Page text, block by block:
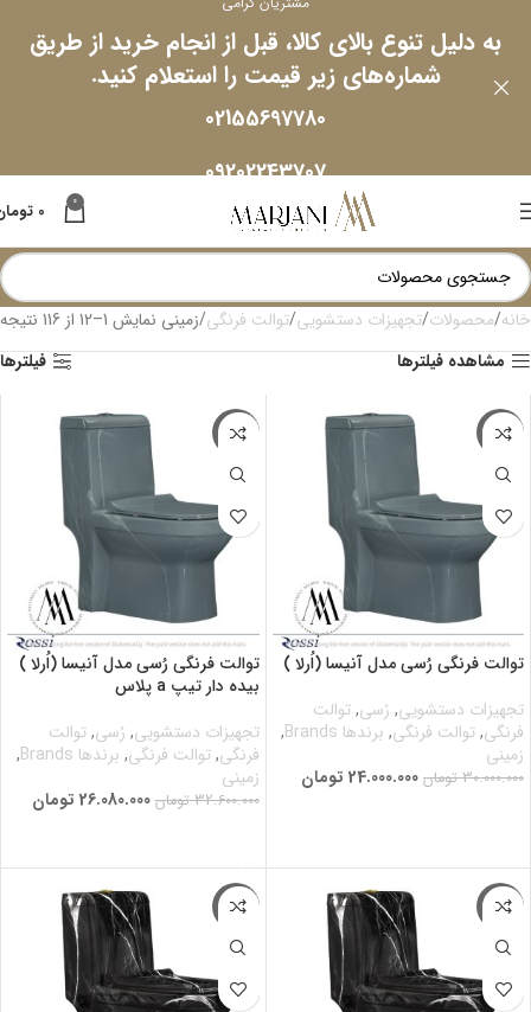
0
0
خانه محصولات تجهیزات دستشویی توالت فرنگی زمینی نمایش 1–12 از 116 نتیجه
مشاهده فیلترها
فیلترها
-20%
توالت فرنگی رُسی مدل آنیسا (اُرلا )
تجهیزات دستشویی, رُسی,توالت
فرنگی,توالت فرنگی, برندها Brands
,
زمینی
30.000.000 تومان 24.000.000 تومان
-20%
توالت فرنگی رُسی مدل آنیسا (اُرلا )
بیده دار تیپ a پلاس
تجهیزات دستشویی, رُسی,توالت
فرنگی,توالت فرنگی, برندها Brands
,
زمینی
32.600.000 تومان 26.080.000 تومان
-20%
-20%
به دلیل تنوع بالای کالا، قبل از انجام خرید از طریق
شماره‌های زیر قیمت را استعلام کنید.
02155697780
09202243707